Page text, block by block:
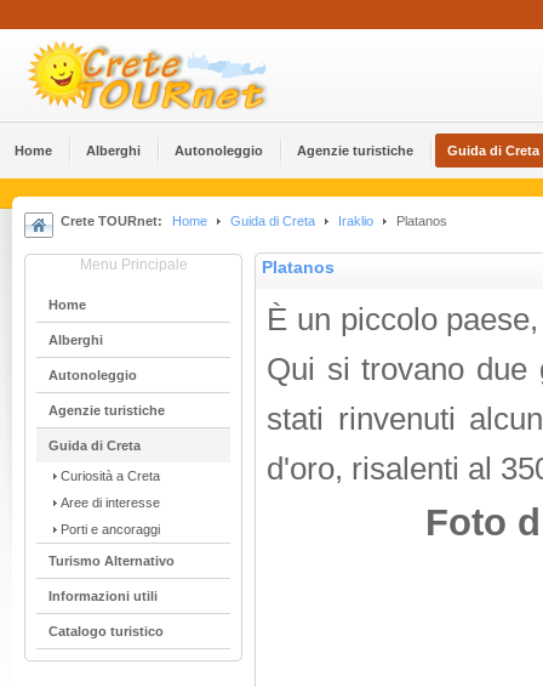
Home Alberghi Αutonoleggio Agenzie turistiche Guida di Creta
Crete TOURnet: Home Guida di Creta Iraklio Platanos
Menu Principale
Home
Alberghi
Αutonoleggio
Agenzie turistiche
Guida di Creta
Curiosità a Creta
Aree di interesse
Porti e ancoraggi
Turismo Alternativo
Informazioni utili
Catalogo turistico
Platanos
È un piccolo
Qui si trovano due
stati rinvenuti
d'oro, risalenti al
Foto